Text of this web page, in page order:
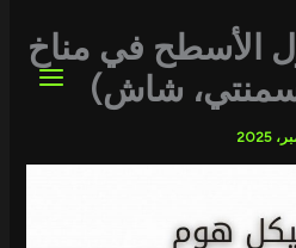
الأسطح في مناخ
شاش)